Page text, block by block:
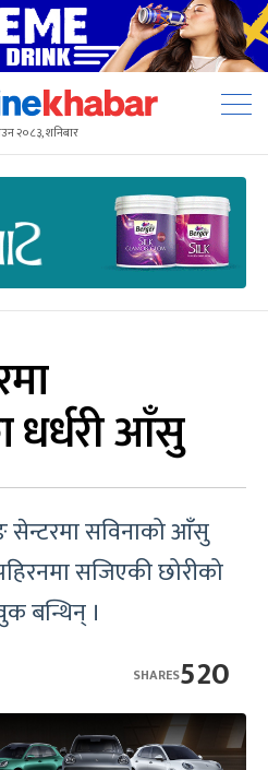
२०८३, शनिबार
आँसु
सेन्टरमा सविनाको आँसु
सजिएकी छोरीको
बन्थिन् ।
520
SHARES